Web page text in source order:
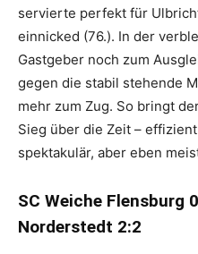
servierte perfekt für
einnicked (76.). In der
Gastgeber noch zum
gegen die stabil stehende
mehr zum Zug. So bringt
Sieg über die Zeit –
spektakulär, aber eben
SC Weiche Flensburg
Norderstedt 2:2